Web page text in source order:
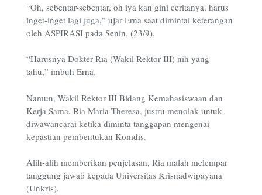
“Oh, sebentar-sebentar, oh iya kan gini ceritanya, harus
inget-inget lagi juga,” ujar Erna saat dimintai keterangan
oleh ASPIRASI pada Senin, (23/9).
“Harusnya Dokter Ria (Wakil Rektor III) nih yang
tahu,” imbuh Erna.
Namun, Wakil Rektor III Bidang Kemahasiswaan dan
Kerja Sama, Ria Maria Theresa, justru menolak untuk
diwawancarai ketika diminta tanggapan mengenai
kepastian pembentukan Komdis.
Alih-alih memberikan penjelasan, Ria malah melempar
tanggung jawab kepada Universitas Krisnadwipayana
(Unkris).